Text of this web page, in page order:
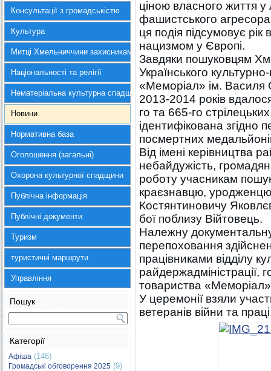
Консультації з громадськістю
Культура
Митці Хмельниччини захисникам України
Національності та релігії
Нематеріальна культурна спадщина
Новини
Нормативна база
Оголошення (загальні)
Охорона культурної спадщини
Публічна інформація
Публічні документи
Туризм
туристичні маршрути
Управління
Пошук
Категорії
Афіша (146)
Громадські обговорення 2025 (9)
ціною власного життя
фашистського
ця подія підсумовує
нацизмом у Європі.
Завдяки пошуковцям
Українського
«Меморіал» ім. Василя
2013-2014 років
го та 665-го
ідентифікована
посмертних
Від імені керівництва
небайдужість,
роботу учасникам
краєзнавцю,
Костянтиновичу
бої поблизу Війтовець.
Належну документальну
перепоховання
працівниками відділу
райдержадміністрації,
товариства
У церемонії взяли
ветеранів війни та